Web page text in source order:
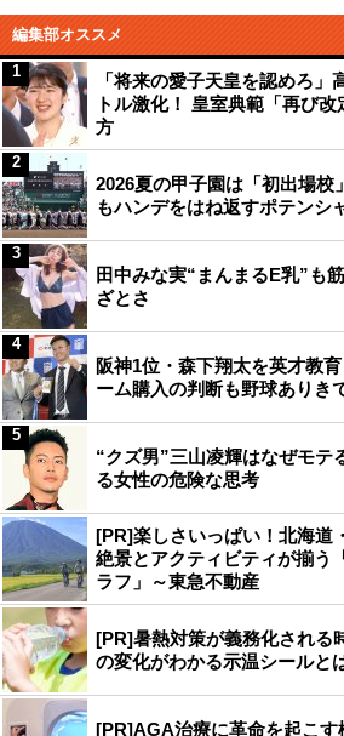
編集部オススメ
「将来の愛子天皇を認めろ
トル激化！ 皇室典範「再び
方
1
2026夏の甲子園は「初出場校
もハンデをはね返すポテンシ
2
田中みな実“まんまるE乳”も
ざとさ
3
阪神1位・森下翔太を英才教
ーム購入の判断も野球ありき
4
“クズ男”三山凌輝はなぜモテ
る女性の危険な思考
5
[PR]楽しさいっぱい！北海道
絶景とアクティビティが揃う
ラフ」～東急不動産
[PR]暑熱対策が義務化される
の変化がわかる示温シールと
[PR]AGA治療に革命を起こす